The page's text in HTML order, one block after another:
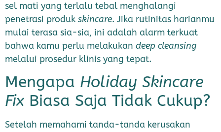
sel mati yang terlalu tebal menghalangi
penetrasi produk skincare. Jika rutinitas harianmu
mulai terasa sia-sia, ini adalah alarm terkuat
bahwa kamu perlu melakukan deep cleansing
melalui prosedur klinis yang tepat.
Mengapa Holiday Skincare
Fix Biasa Saja Tidak Cukup?
Setelah memahami tanda-tanda kerusakan